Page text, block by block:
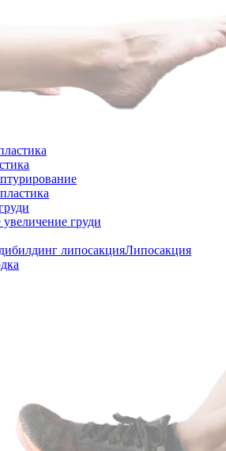
груди
липосакцияЛипосакция